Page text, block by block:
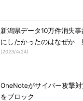
新潟県データ10万件消失
にしたかったのはなぜか
(2023/4/24)
OneNoteがサイバー攻撃
をブロック